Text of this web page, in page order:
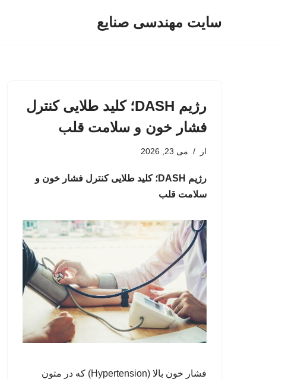
سایت مهندسی صنایع
رژیم DASH؛ کلید طلایی کنترل
فشار خون و سلامت قلب
از می 23, 2026
رژیم DASH؛ کلید طلایی کنترل فشار خون و
سلامت قلب
فشار خون بالا (Hypertension) که در متون